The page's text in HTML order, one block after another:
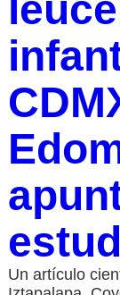
Un artículo